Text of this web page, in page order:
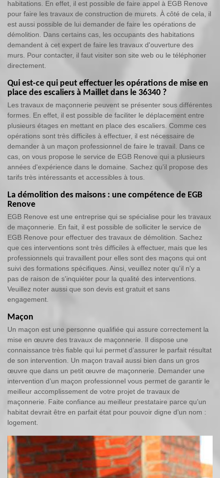
habitations. En effet, il est possible de faire appel à EGB Renove
pour faire les travaux de construction de murets. À côté de cela, il
est aussi possible de lui demander de faire les opérations de
démolition. Dans certains cas, les occupants des habitations
demandent à cet expert de faire les travaux d'ouverture des
murs. Pour contacter, il faut visiter son site web ou le téléphoner
directement.
Qui est-ce qui peut effectuer les opérations de mise en
place des escaliers à Maillet dans le 36340 ?
Les travaux de maçonnerie peuvent se présenter sous différentes
formes. En effet, il est possible de faciliter le déplacement entre
plusieurs étages en mettant en place des escaliers. Comme ces
opérations sont très difficiles à effectuer, il est nécessaire de
demander à un maçon professionnel de faire le travail. Dans ce
cas, on vous propose le service de EGB Renove qui a plusieurs
années d'expérience dans le domaine. Sachez qu'il propose des
tarifs très intéressants et accessibles à tous.
La démolition des maisons : une compétence de EGB
Renove
EGB Renove est une entreprise qui se spécialise pour les travaux
de maçonnerie. En fait, il est possible de solliciter le service de
EGB Renove pour effectuer des travaux de démolition. Sachez
que ces interventions sont très difficiles à effectuer, mais que les
professionnels qui travaillent pour elles sont des maçons qui ont
suivi des formations spécifiques. Ainsi, veuillez noter qu'il n'y a
pas de raison de s'inquiéter pour la qualité des interventions.
Veuillez noter aussi que son devis est gratuit et sans
engagement.
Maçon
Un maçon est une personne qualifiée qui assure correctement la
mise en œuvre des travaux de maçonnerie. Il dispose une
connaissance très fiable qui lui permet d’assurer le parfait résultat
de son intervention. Un maçon travail aussi bien dans un gros
œuvre que dans un petit œuvre de maçonnerie. Demander une
intervention d’un maçon professionnel vous permet de garantir le
meilleur accomplissement de votre projet de travaux de
maçonnerie. Faite confiance au meilleur prestataire parce qu’un
habitat devrait être en parfait état pour pouvoir digne d’un nom :
logement.